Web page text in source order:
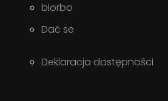
blorbo
Dać se
Deklaracja dostępności